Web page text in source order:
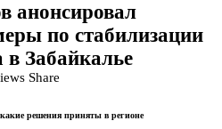
анонсировал
по стабилизации
Забайкалье
Share
решения приняты в регионе